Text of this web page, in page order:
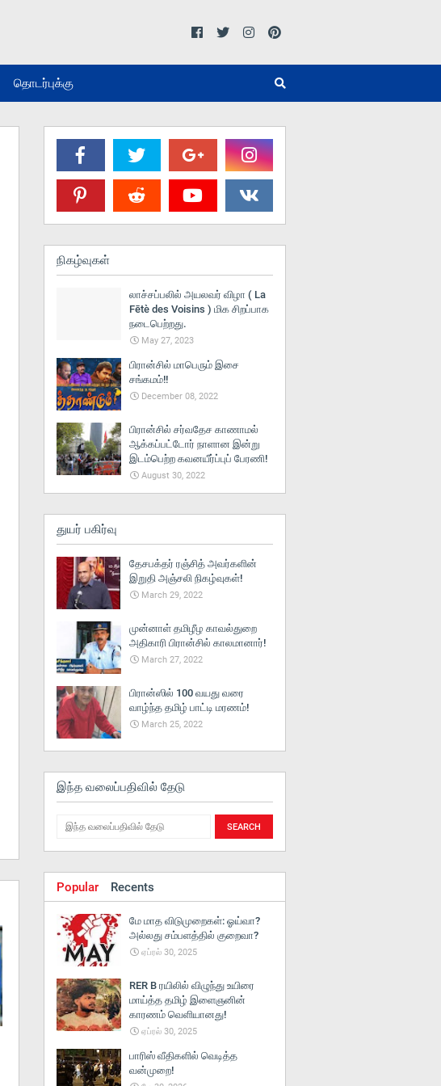
தொடர்புக்கு
நிகழ்வுகள்
லாச்சப்பலில் அயலவர் விழா ( La
Fētè des Voisins ) மிக சிறப்பாக
நடைபெற்றது.
May 27, 2023
பிரான்சில் மாபெரும் இசை
சங்கமம்!!
December 08, 2022
பிரான்சில் சர்வதேச காணாமல்
ஆக்கப்பட்டோர் நாளான இன்று
இடம்பெற்ற கவனயீர்ப்புப் பேரணி!
August 30, 2022
துயர் பகிர்வு
தேசபக்தர் ரஞ்சித் அவர்களின்
இறுதி அஞ்சலி நிகழ்வுகள்!
March 29, 2022
முன்னாள் தமிழீழ காவல்துறை
அதிகாரி பிரான்சில் காலமானார்!
March 27, 2022
பிரான்ஸில் 100 வயது வரை
வாழ்ந்த தமிழ் பாட்டி மரணம்!
March 25, 2022
இந்த வலைப்பதிவில் தேடு
Popular Recents
மே மாத விடுமுறைகள்: ஓய்வா?
அல்லது சம்பளத்தில் குறைவா?
ஏப்ரல் 30, 2025
RER B ரயிலில் விழுந்து உயிரை
மாய்த்த தமிழ் இளைஞனின்
காரணம் வெளியானது!
ஏப்ரல் 30, 2025
பாரிஸ் வீதிகளில் வெடித்த
வன்முறை!